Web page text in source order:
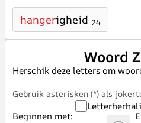
hangerigheid 24
Woord
Herschik deze letters om
Gebruik asterisken (*) als
Beginnen met: